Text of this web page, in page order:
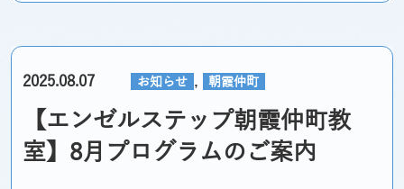
2025.08.07 お知らせ , 朝霞仲町
【エンゼルステップ朝霞仲町教
室】8月プログラムのご案内